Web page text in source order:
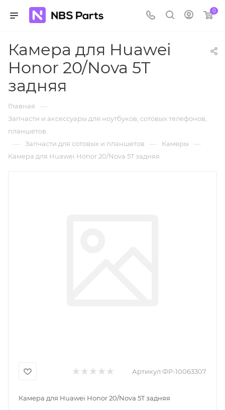
0
Камера для Huawei
Honor 20/Nova 5T
задняя
Главная —
Запчасти и аксессуары для ноутбуков, сотовых телефонов,
планшетов.
— Запчасти для сотовых и планшетов — Камеры —
Камера для Huawei Honor 20/Nova 5T задняя
Артикул:ФР-10063307
Камера для Huawei Honor 20/Nova 5T задняя